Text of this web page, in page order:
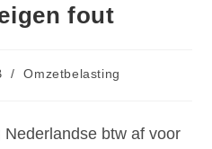
fout
/ Omzetbelasting
btw af voor